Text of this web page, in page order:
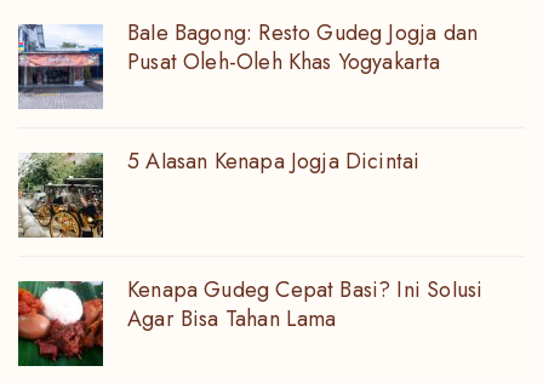
Bale Bagong: Resto Gudeg Jogja dan
Pusat Oleh-Oleh Khas Yogyakarta
5 Alasan Kenapa Jogja Dicintai
Kenapa Gudeg Cepat Basi? Ini Solusi
Agar Bisa Tahan Lama